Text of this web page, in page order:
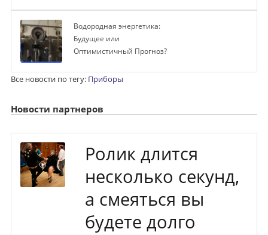
Водородная энергетика:
Будущее или
Оптимистичный Прогноз?
Все новости по тегу: Приборы
Новости партнеров
Ролик длится
несколько секунд,
а смеяться вы
будете долго